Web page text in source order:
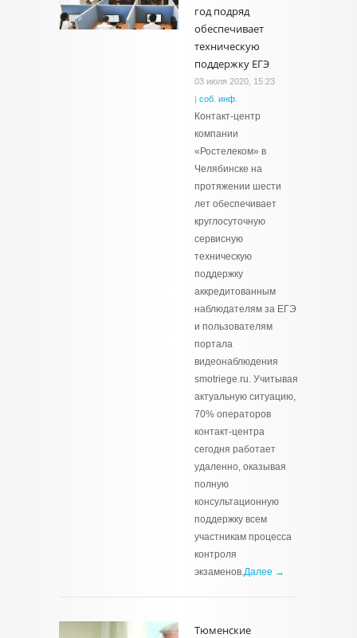
год подряд
обеспечивает
техническую
поддержку ЕГЭ
03 июля 2020, 15:23
| соб. инф.
Контакт-центр
компании
«Ростелеком» в
Челябинске на
протяжении шести
лет обеспечивает
круглосуточную
сервисную
техническую
поддержку
аккредитованным
наблюдателям за ЕГЭ
и пользователям
портала
видеонаблюдения
smotriege.ru. Учитывая
актуальную ситуацию,
70% операторов
контакт-центра
сегодня работает
удаленно, оказывая
полную
консультационную
поддержку всем
участникам процесса
контроля
экзаменов.Далее →
Тюменские